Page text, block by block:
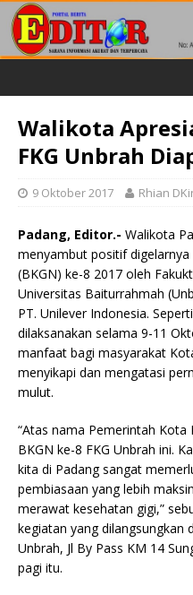
Walikota
FKG Unbrah
9 Oktober 2017 Rhian
Padang, Editor.- Walikota
menyambut positif
(BKGN) ke-8 2017 oleh
Universitas Baiturrahmah
PT. Unilever Indonesia.
dilaksanakan selama 9-11
manfaat bagi masyarakat
menyikapi dan mengatasi
mulut.
“Atas nama Pemerintah
BKGN ke-8 FKG Unbrah ini.
kita di Padang sangat
pembiasaan yang lebih
merawat kesehatan gigi,”
kegiatan yang dilangsungkan
Unbrah, Jl By Pass KM 14
pagi itu.